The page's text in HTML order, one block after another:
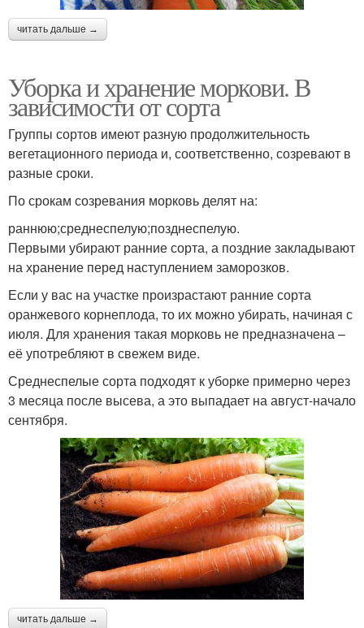
читать дальше →
Уборка и хранение моркови. В
зависимости от сорта
Группы сортов имеют разную продолжительность
вегетационного периода и, соответственно, созревают в
разные сроки.
По срокам созревания морковь делят на:
раннюю;среднеспелую;позднеспелую.
Первыми убирают ранние сорта, а поздние закладывают
на хранение перед наступлением заморозков.
Если у вас на участке произрастают ранние сорта
оранжевого корнеплода, то их можно убирать, начиная с
июля. Для хранения такая морковь не предназначена –
её употребляют в свежем виде.
Среднеспелые сорта подходят к уборке примерно через
3 месяца после высева, а это выпадает на август-начало
сентября.
читать дальше →